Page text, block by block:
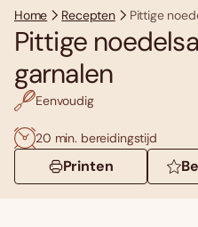
Home Recepten Pittige
Pittige
garnalen
Eenvoudig
20 min. bereidingstijd
Printen